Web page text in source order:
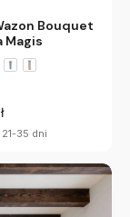
Bouquet
Magis
21-35 dni